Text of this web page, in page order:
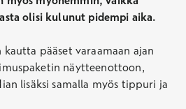
olisi kulunut pidempi aika.
pääset varaamaan ajan
näytteenottoon,
lisäksi samalla myös tippuri ja